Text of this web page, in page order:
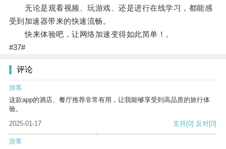
无论是观看视频、玩游戏、还是进行在线学习，都能感
受到加速器带来的快速流畅。
快来体验吧，让网络加速变得如此简单！。
#37#
评论
游客
这款app的酒店、餐厅推荐非常有用，让我能够享受到高品质的旅行体
验。
2025-01-17
支持[0] 反对[0]
游客